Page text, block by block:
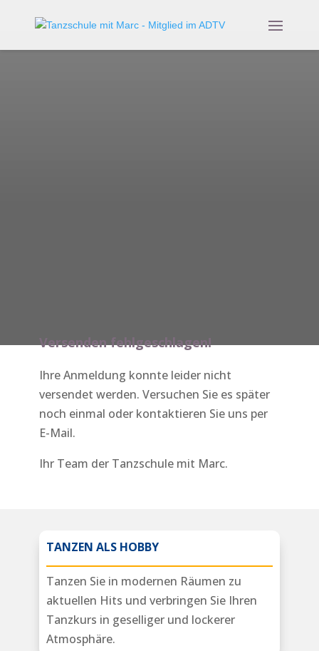
Versenden fehlgeschlagen!
Ihre Anmeldung konnte leider nicht
versendet werden. Versuchen Sie es später
noch einmal oder kontaktieren Sie uns per
E-Mail.
Ihr Team der Tanzschule mit Marc.
TANZEN ALS HOBBY
Tanzen Sie in modernen Räumen zu
aktuellen Hits und verbringen Sie Ihren
Tanzkurs in geselliger und lockerer
Atmosphäre.